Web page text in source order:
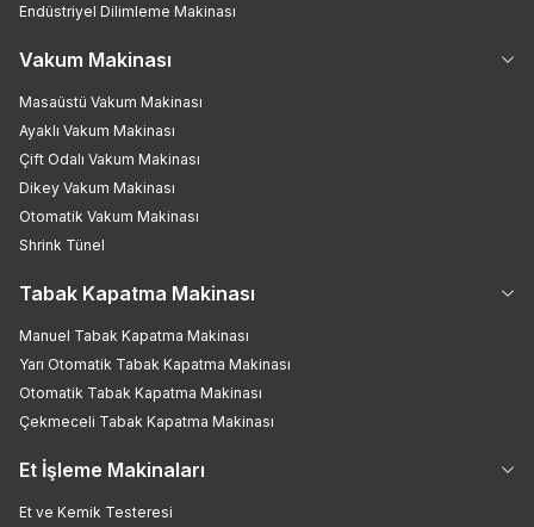
Endüstriyel Dilimleme Makinası
Vakum Makinası
Masaüstü Vakum Makinası
Ayaklı Vakum Makinası
Çift Odalı Vakum Makinası
Dikey Vakum Makinası
Otomatik Vakum Makinası
Shrink Tünel
Tabak Kapatma Makinası
Manuel Tabak Kapatma Makinası
Yarı Otomatik Tabak Kapatma Makinası
Otomatik Tabak Kapatma Makinası
Çekmeceli Tabak Kapatma Makinası
Et İşleme Makinaları
Et ve Kemik Testeresi